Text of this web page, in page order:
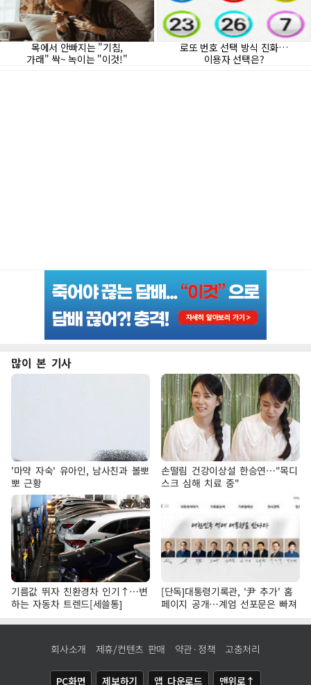
많이 본 기사
'마약 자숙' 유아인, 남사친과 볼뽀
뽀 근황
손떨림 건강이상설 한승연…"목디
스크 심해 치료 중"
기름값 뛰자 친환경차 인기↑…변
하는 자동차 트렌드[세쓸통]
[단독]대통령기록관, '尹 추가' 홈
페이지 공개…계엄 선포문은 빠져
회사소개 제휴/컨텐츠 판매 약관·정책 고충처리
PC화면 제보하기 앱 다운로드 맨위로↑